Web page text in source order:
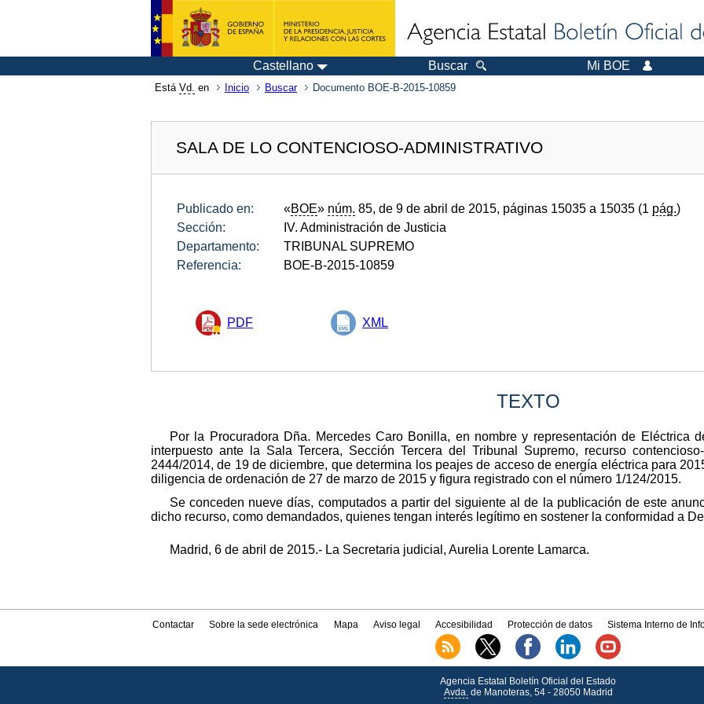
Castellano Buscar Mi BOE
Está Vd. en Inicio Buscar Documento BOE-B-2015-10859
SALA DE LO CONTENCIOSO-ADMINISTRATIVO
Publicado en: «BOE» núm. 85, de 9 de abril de 2015, páginas 15035 a 15035 (1 pág.)
Sección:
IV. Administración de Justicia
Departamento:
TRIBUNAL SUPREMO
Referencia:
BOE-B-2015-10859
PDF XML
TEXTO
Por la Procuradora Dña. Mercedes Caro Bonilla, en nombre y representación de Eléctrica
interpuesto ante la Sala Tercera, Sección Tercera del Tribunal Supremo, recurso
2444/2014, de 19 de diciembre, que determina los peajes de acceso de energía eléctrica para
diligencia de ordenación de 27 de marzo de 2015 y figura registrado con el número 1/124/2015.
Se conceden nueve días, computados a partir del siguiente al de la publicación de este
dicho recurso, como demandados, quienes tengan interés legítimo en sostener la conformidad a
Madrid, 6 de abril de 2015.- La Secretaria judicial, Aurelia Lorente Lamarca.
Contactar Sobre la sede electrónica Mapa Aviso legal Accesibilidad Protección de datos Sistema Interno de
Agencia Estatal Boletín Oficial del Estado
Avda.de Manoteras, 54 - 28050 Madrid